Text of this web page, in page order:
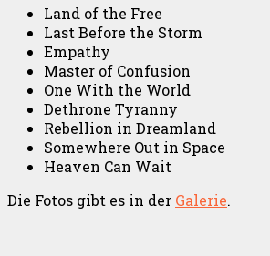
Land of the Free
Last Before the Storm
Empathy
Master of Confusion
One With the World
Dethrone Tyranny
Rebellion in Dreamland
Somewhere Out in Space
Heaven Can Wait
Die Fotos gibt es in der Galerie.